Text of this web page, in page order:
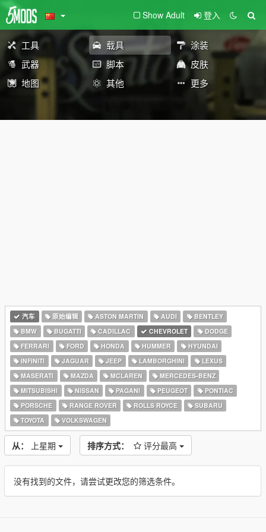
Show Adult 登入
工具 载具
涂装
武器
脚本
皮肤
地图
其他 更多
汽车 原始编辑 ASTON MARTIN AUDI
BENTLEY
BMW
BUGATTI CADILLAC CHEVROLET
DODGE
FERRARI
FORD HONDA HUMMER
HYUNDAI
INFINITI
JAGUAR JEEP LAMBORGHINI
LEXUS
MASERATI
MAZDA MCLAREN
MERCEDES-BENZ
MITSUBISHI
NISSAN PAGANI PEUGEOT
PONTIAC
PORSCHE
RANGE ROVER ROLLS ROYCE
SUBARU
TOYOTA
VOLKSWAGEN
从： 上星期 排序方式： 评分最高
没有找到的文件，请尝试更改您的筛选条件。